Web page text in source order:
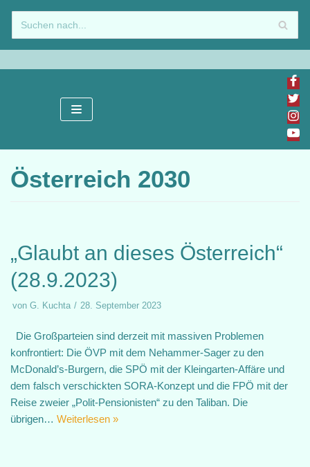
Zum
Inhalt
springen
Österreich 2030
„Glaubt an dieses Österreich“
(28.9.2023)
von G. Kuchta 28. September 2023
Die Großparteien sind derzeit mit massiven Problemen
konfrontiert: Die ÖVP mit dem Nehammer-Sager zu den
McDonald’s-Burgern, die SPÖ mit der Kleingarten-Affäre und
dem falsch verschickten SORA-Konzept und die FPÖ mit der
Reise zweier „Polit-Pensionisten“ zu den Taliban. Die
übrigen… Weiterlesen »